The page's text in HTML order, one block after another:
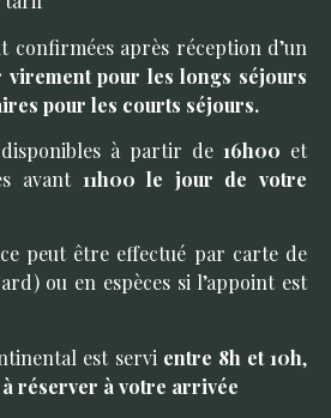
confirmées après réception d’un
virement pour les longs séjours
pour les courts séjours.
à partir de 16h00 et
avant 11h00 le jour de votre
peut être effectué par carte de
ou en espèces si l’appoint est
est servi entre 8h et 10h,
réserver à votre arrivée